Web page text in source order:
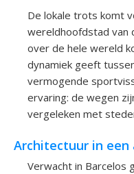
De lokale trots komt
wereldhoofdstad van
over de hele wereld
dynamiek geeft
vermogende
ervaring: de wegen
vergeleken met
Architectuur in
Verwacht in Barcelos